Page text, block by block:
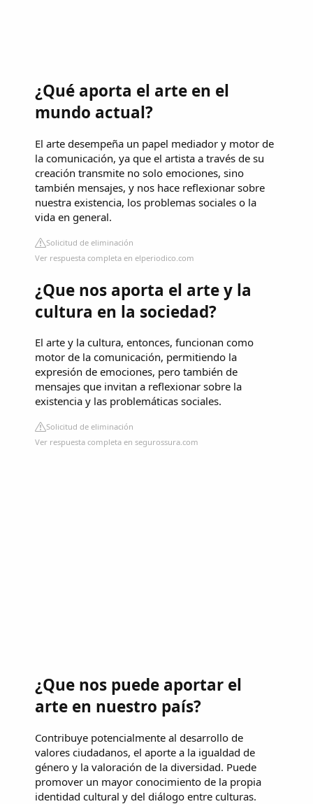
¿Qué aporta el arte en el
mundo actual?
El arte desempeña un papel mediador y motor de
la comunicación, ya que el artista a través de su
creación transmite no solo emociones, sino
también mensajes, y nos hace reflexionar sobre
nuestra existencia, los problemas sociales o la
vida en general.
Solicitud de eliminación
Ver respuesta completa en elperiodico.com
¿Que nos aporta el arte y la
cultura en la sociedad?
El arte y la cultura, entonces, funcionan como
motor de la comunicación, permitiendo la
expresión de emociones, pero también de
mensajes que invitan a reflexionar sobre la
existencia y las problemáticas sociales.
Solicitud de eliminación
Ver respuesta completa en segurossura.com
¿Que nos puede aportar el
arte en nuestro país?
Contribuye potencialmente al desarrollo de
valores ciudadanos, el aporte a la igualdad de
género y la valoración de la diversidad. Puede
promover un mayor conocimiento de la propia
identidad cultural y del diálogo entre culturas.